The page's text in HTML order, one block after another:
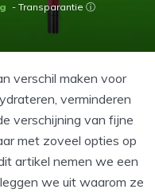
- Transparantie ⓘ
verschil maken voor
verminderen
verschijning van fijne
met zoveel opties op
artikel nemen we een
we uit waarom ze